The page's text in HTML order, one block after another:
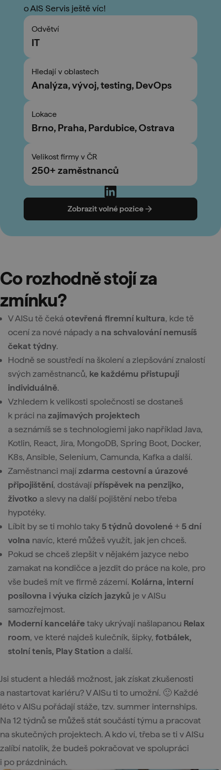
o AIS Servis ještě víc!
Odvětví
IT
Hledají v oblastech
Analýza, vývoj, testing, DevOps
Lokace
Brno, Praha, Pardubice, Ostrava
Velikost firmy v ČR
250+ zaměstnanců
Zobrazit volné pozice
Co rozhodně stojí za
zmínku?
V AISu tě čekáotevřená firemní kultura, kde tě
ocení za nové nápady a na schvalování nemusíš
čekat týdny.
Hodně se soustředí na školení a zlepšování znalostí
svých zaměstnanců, ke každému přistupují
individuálně.
Vzhledem k velikosti společnosti se dostaneš
k práci nazajímavých projektech
a seznámíš se s technologiemi jako například Java,
Kotlin, React, Jira, MongoDB, Spring Boot, Docker,
K8s, Ansible, Selenium, Camunda, Kafka a další.
Zaměstnanci majízdarma cestovní a úrazové
připojištění, dostávají příspěvek na penzijko,
životko a slevy na další pojištění nebo třeba
hypotéky.
Líbit by se ti mohlo taky 5 týdnů dovolené + 5 dní
volna navíc, které můžeš využít, jak jen chceš.
Pokud se chceš zlepšit v nějakém jazyce nebo
zamakat na kondičce a jezdit do práce na kole, pro
vše budeš mít ve firmě zázemí. Kolárna, interní
posilovna i výuka cizích jazyků je v AISu
samozřejmost.
Moderní kancelářetaky ukrývají našlapanou Relax
room, ve které najdeš kulečník, šipky, fotbálek,
stolní tenis, Play Station a další.
Jsi student a hledáš možnost, jak získat zkušenosti
a nastartovat kariéru? V AISu ti to umožní. 🙂 Každé
léto v AISu pořádají stáže, tzv. summer internships.
Na 12 týdnů se můžeš stát součástí týmu a pracovat
na skutečných projektech. A kdo ví, třeba se ti v AISu
zalíbí natolik, že budeš pokračovat ve spolupráci
i po prázdninách.